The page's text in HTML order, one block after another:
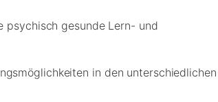
psychisch gesunde Lern- und
in den unterschiedlichen